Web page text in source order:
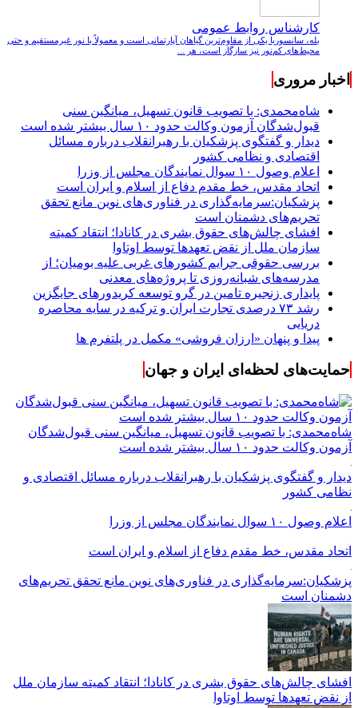
کارشناس روابط عمومی
بله، سانسوریا یکی از مقاوم‌ترین گیاهان آپارتمانی است و معمولاً با نور غیرمستقیم و حتی
محیط‌های کم‌نور نیز سازگار است، هر ...
اخبار مروری
شاه‌محمدی: با تصویب قانون تسهیل، میانگین سنی
قبول‌شدگان آزمون وکالت حدود ۱۰ سال بیشتر شده است
دیدار و گفتگوی پزشکیان با رهبرانقلاب درباره مسائل
اقتصادی و نظامی کشور
اعلام وصول ۱۰ سوال نمایندگان مجلس از وزرا
اتحاد مقدس، خط مقدم دفاع از اسلام و ایران است
پزشکیان:سرمایه‌گذاری در فناوری‌های نوین مانع تحقق
تحریم‌های دشمنان است
افشای چالش‌های حقوق بشری در کانادا؛ انتقاد کمیته
سازمان ملل از نقض تعهد‌ها توسط اوتاوا
بررسی حقوقی جرایم کشور‌های غربی علیه بومیان؛ از
مدرسه‌های شبانه‌روزی تا پروژه‌های معدنی
پایداری زنجیره تامین در گرو توسعه کریدورهای جایگزین
رشد ۷۳ درصدی تجارت ایران و ترکیه در سایه محاصره
دریایی
پیدا و پنهان «ارزان فروشی» مکمل در پلتفرم ها
حمایت‌های لحظه‌ای ایران و جهان
شاه‌محمدی: با تصویب قانون تسهیل، میانگین سنی قبول‌شدگان
آزمون وکالت حدود ۱۰ سال بیشتر شده است
دیدار و گفتگوی پزشکیان با رهبرانقلاب درباره مسائل اقتصادی و
نظامی کشور
اعلام وصول ۱۰ سوال نمایندگان مجلس از وزرا
اتحاد مقدس، خط مقدم دفاع از اسلام و ایران است
پزشکیان:سرمایه‌گذاری در فناوری‌های نوین مانع تحقق تحریم‌های
دشمنان است
افشای چالش‌های حقوق بشری در کانادا؛ انتقاد کمیته سازمان ملل
از نقض تعهد‌ها توسط اوتاوا